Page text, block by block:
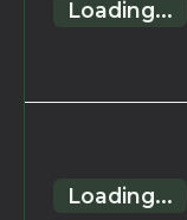
Loading...
Loading...